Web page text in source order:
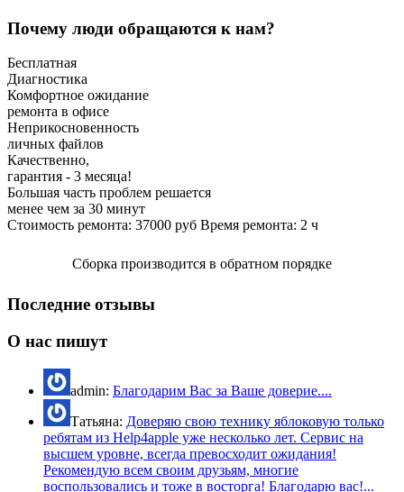
Почему люди обращаются к нам?
Бесплатная
Диагностика
Комфортное ожидание
ремонта в офисе
Неприкосновенность
личных файлов
Качественно,
гарантия - 3 месяца!
Большая часть проблем решается
менее чем за 30 минут
Стоимость ремонта: 37000 руб Время ремонта: 2 ч
Сборка производится в обратном порядке
Последние отзывы
О нас пишут
admin: Благодарим Вас за Ваше доверие....
Татьяна: Доверяю свою технику яблоковую только
ребятам из Help4apple уже несколько лет. Сервис на
высшем уровне, всегда превосходит ожидания!
Рекомендую всем своим друзьям, многие
воспользовались и тоже в восторга! Благодарю вас!...